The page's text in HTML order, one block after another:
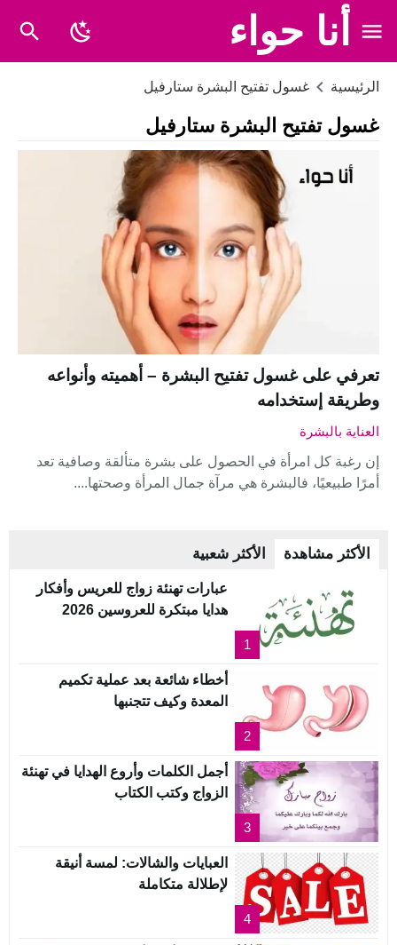
أنا حواء
الرئيسية غسول تفتيح البشرة ستارفيل
غسول تفتيح البشرة ستارفيل
تعرفي على غسول تفتيح البشرة – أهميته وأنواعه
وطريقة إستخدامه
العناية بالبشرة
إن رغبة كل امرأة في الحصول على بشرة متألقة وصافية تعد
أمرًا طبيعيًا، فالبشرة هي مرآة جمال المرأة وصحتها....
الأكثر مشاهدة الأكثر شعبية
1
عبارات تهنئة زواج للعريس وأفكار
هدايا مبتكرة للعروسين 2026
2
أخطاء شائعة بعد عملية تكميم
المعدة وكيف تتجنبها
3
أجمل الكلمات وأروع الهدايا في تهنئة
الزواج وكتب الكتاب
4
العبايات والشالات: لمسة أنيقة
لإطلالة متكاملة